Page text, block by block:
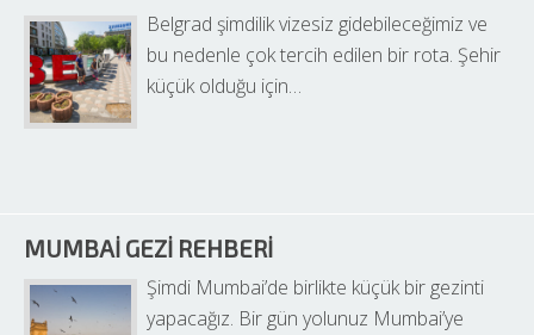
Belgrad şimdilik vizesiz gidebileceğimiz ve
bu nedenle çok tercih edilen bir rota. Şehir
küçük olduğu için…
MUMBAI GEZI REHBERI
Şimdi Mumbai’de birlikte küçük bir gezinti
yapacağız. Bir gün yolunuz Mumbai’ye